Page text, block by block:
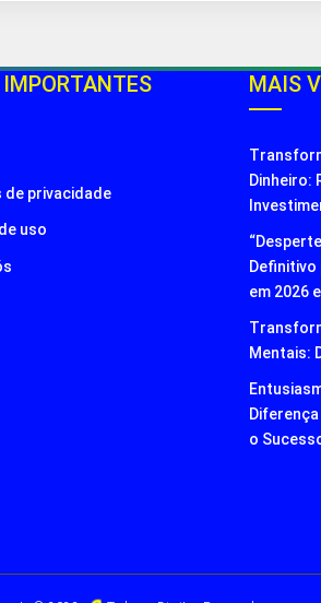
de privacidade
uso
MAIS
Dinheiro:
em 2026
Mentais:
o